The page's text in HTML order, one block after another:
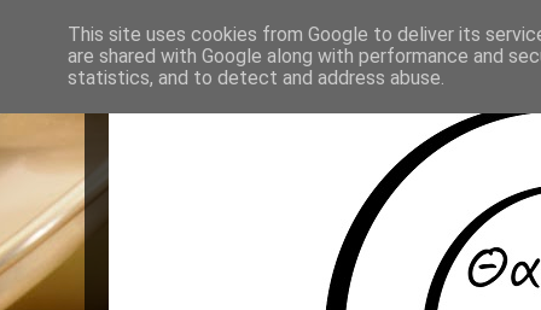
This site uses cookies from Google to deliver its
are shared with Google along with performance and
statistics, and to detect and address abuse.